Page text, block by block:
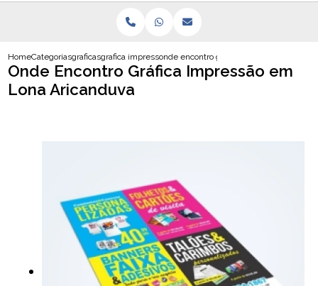
HomeCategoriasgraficasgrafica impressaoonde encontro grafica impressao em lona
Onde Encontro Gráfica Impressão em
Lona Aricanduva